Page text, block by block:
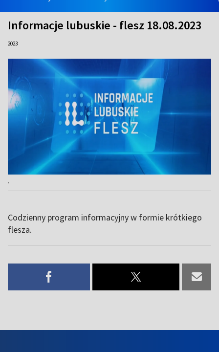
Informacje lubuskie - flesz 18.08.2023
2023
.
Codzienny program informacyjny w formie krótkiego
flesza.